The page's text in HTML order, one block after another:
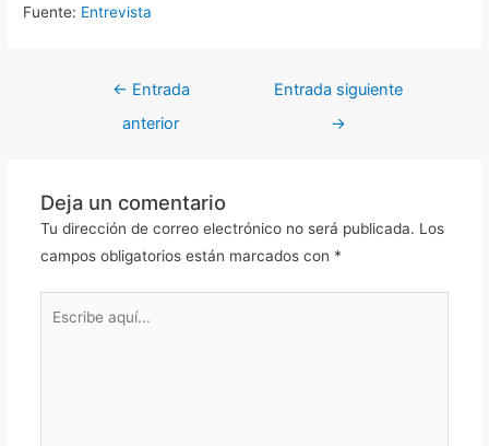
Fuente: Entrevista
← Entrada
anterior
Entrada siguiente
→
Deja un comentario
Tu dirección de correo electrónico no será publicada. Los
campos obligatorios están marcados con *